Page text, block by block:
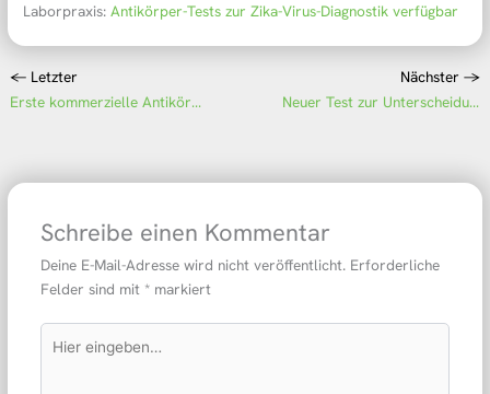
Laborpraxis:Antikörper-Tests zur Zika-Virus-Diagnostik verfügbar
← Letzter
Erste kommerzielle Antikörper-Tests zur Zika-Virus-Diagnostik ab sofort verfügbar
Nächster →
Neuer Test zur Unterscheidung „echter“ Erdnuss-Allergien und unbedenklicher Kreuzreaktionen
Schreibe einen Kommentar
Deine E-Mail-Adresse wird nicht veröffentlicht. Erforderliche
Felder sind mit *markiert
eingeben…